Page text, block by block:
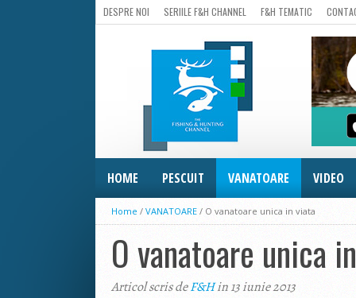
DESPRE NOI SERIILE F&H CHANNEL F&H TEMATIC
HOME PESCUIT VANATOARE VIDEO
Home / VANATOARE / O vanatoare unica in viata
O vanatoare unica
Articol scris deF&Hin 13 iunie 2013